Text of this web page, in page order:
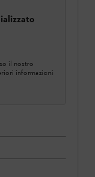
il nostro
informazioni